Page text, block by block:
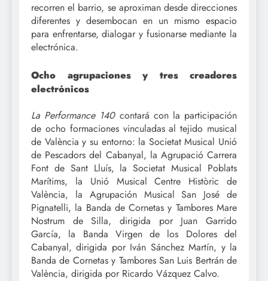
recorren el barrio, se aproximan desde direcciones
diferentes y desembocan en un mismo espacio
para enfrentarse, dialogar y fusionarse mediante la
electrónica.
Ocho agrupaciones y tres creadores
electrónicos
La Performance 140contará con la participación
de ocho formaciones vinculadas al tejido musical
de València y su entorno: la Societat Musical Unió
de Pescadors del Cabanyal, la Agrupació Carrera
Font de Sant Lluís, la Societat Musical Poblats
Marítims, la Unió Musical Centre Històric de
València, la Agrupación Musical San José de
Pignatelli, la Banda de Cornetas y Tambores Mare
Nostrum de Silla, dirigida por Juan Garrido
García, la Banda Virgen de los Dolores del
Cabanyal, dirigida por Iván Sánchez Martín, y la
Banda de Cornetas y Tambores San Luis Bertrán de
València, dirigida por Ricardo Vázquez Calvo.